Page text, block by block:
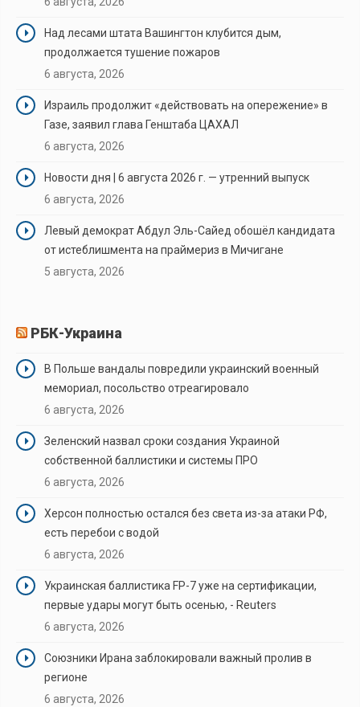
Над лесами штата Вашингтон клубится дым,
продолжается тушение пожаров
6 августа, 2026
Израиль продолжит «действовать на опережение» в
Газе, заявил глава Генштаба ЦАХАЛ
6 августа, 2026
Новости дня | 6 августа 2026 г. — утренний выпуск
6 августа, 2026
Левый демократ Абдул Эль-Сайед обошёл кандидата
от истеблишмента на праймериз в Мичигане
5 августа, 2026
РБК-Украина
В Польше вандалы повредили украинский военный
мемориал, посольство отреагировало
6 августа, 2026
Зеленский назвал сроки создания Украиной
собственной баллистики и системы ПРО
6 августа, 2026
Херсон полностью остался без света из-за атаки РФ,
есть перебои с водой
6 августа, 2026
Украинская баллистика FP-7 уже на сертификации,
первые удары могут быть осенью, - Reuters
6 августа, 2026
Союзники Ирана заблокировали важный пролив в
регионе
6 августа, 2026